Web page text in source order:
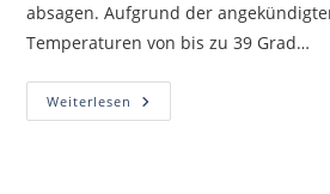
absagen. Aufgrund der
Temperaturen von bis zu 39 Grad…
Weiterlesen